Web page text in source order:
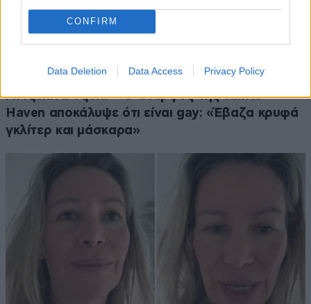
CONFIRM
Data Deletion Data Access Privacy Policy
Αντζελίνα Τζολί – Ο αδερφός της James
Haven αποκάλυψε ότι είναι gay: «Έβαζα κρυφά
γκλίτερ και μάσκαρα»